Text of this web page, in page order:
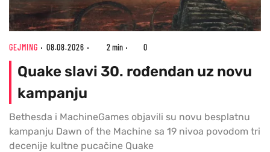
GEJMING 08.08.2026 2 min 0
Quake slavi 30. rođendan uz novu
kampanju
Bethesda i MachineGames objavili su novu besplatnu
kampanju Dawn of the Machine sa 19 nivoa povodom tri
decenije kultne pucačine Quake